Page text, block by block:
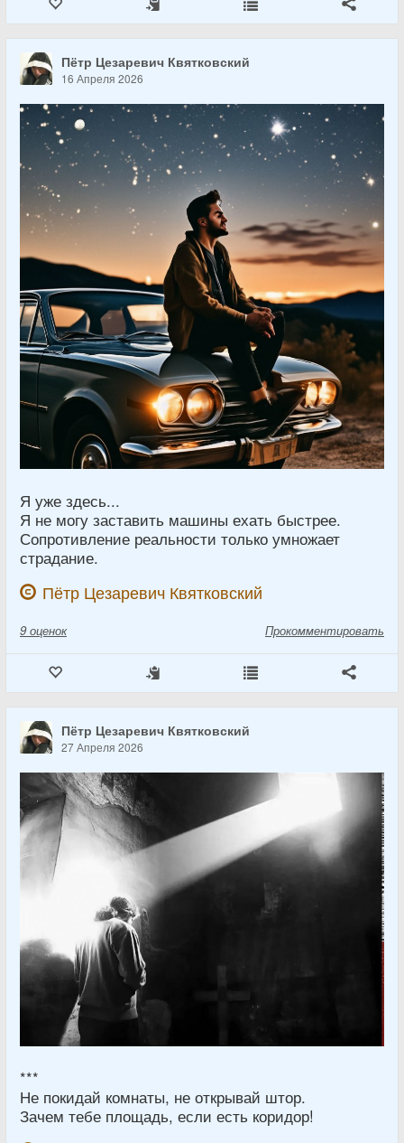
Пётр Цезаревич Квятковский
16 Апреля 2026
Я уже здесь...
Я не могу заставить машины ехать быстрее.
Сопротивление реальности только умножает
страдание.
Пётр Цезаревич Квятковский
9 оценок Прокомментировать
Пётр Цезаревич Квятковский
27 Апреля 2026
***
Не покидай комнаты, не открывай штор.
Зачем тебе площадь, если есть коридор!